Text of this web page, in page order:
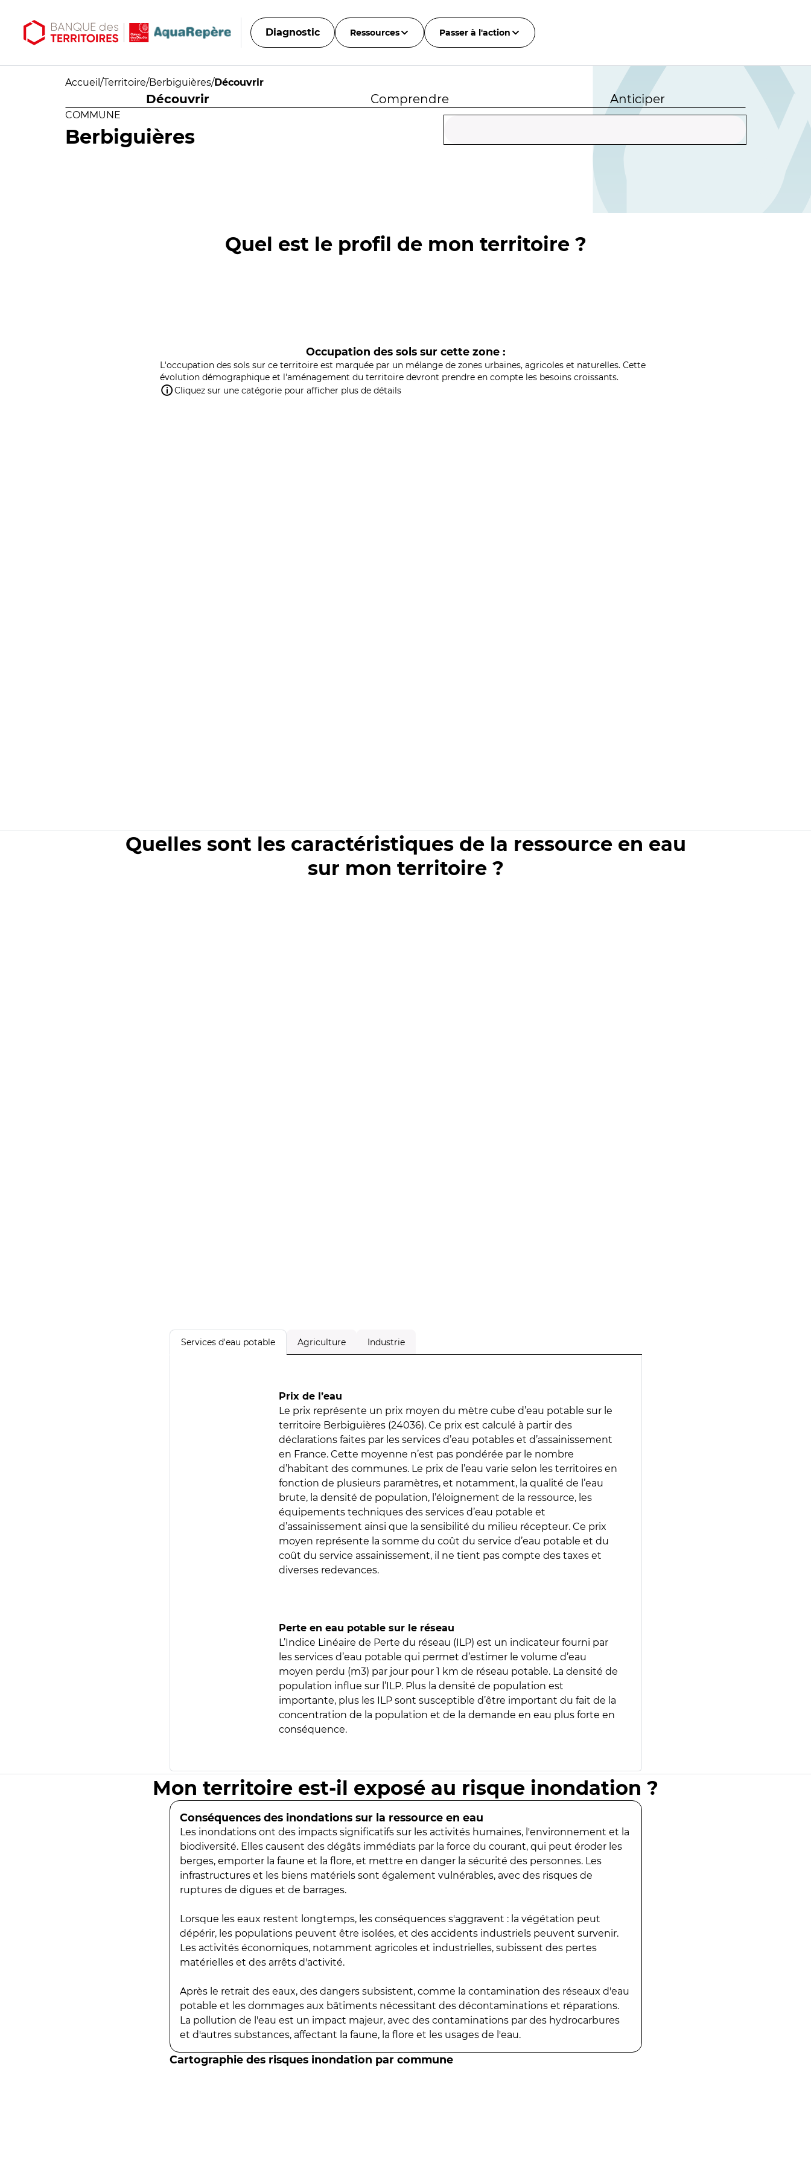
Diagnostic Ressources Passer à l'action
Accueil /Territoire/Berbiguières/Découvrir
Découvrir Comprendre Anticiper
COMMUNE
Berbiguières
Quel est le profil de mon territoire ?
Occupation des sols sur cette zone :
L'occupation des sols sur ce territoire est marquée par un mélange de zones urbaines, agricoles et naturelles. Cette
évolution démographique et l'aménagement du territoire devront prendre en compte les besoins croissants.
Cliquez sur une catégorie pour afficher plus de détails
Quelles sont les caractéristiques de la ressource en eau
sur mon territoire ?
Services d'eau potable Agriculture Industrie
Prix de l’eau
Le prix représente un prix moyen du mètre cube d’eau potable sur le
territoire Berbiguières (24036). Ce prix est calculé à partir des
déclarations faites par les services d’eau potables et d’assainissement
en France. Cette moyenne n’est pas pondérée par le nombre
d’habitant des communes. Le prix de l’eau varie selon les territoires en
fonction de plusieurs paramètres, et notamment, la qualité de l’eau
brute, la densité de population, l’éloignement de la ressource, les
équipements techniques des services d’eau potable et
d’assainissement ainsi que la sensibilité du milieu récepteur. Ce prix
moyen représente la somme du coût du service d’eau potable et du
coût du service assainissement, il ne tient pas compte des taxes et
diverses redevances.
Perte en eau potable sur le réseau
L’Indice Linéaire de Perte du réseau (ILP) est un indicateur fourni par
les services d’eau potable qui permet d’estimer le volume d’eau
moyen perdu (m3) par jour pour 1 km de réseau potable. La densité de
population influe sur l’ILP. Plus la densité de population est
importante, plus les ILP sont susceptible d’être important du fait de la
concentration de la population et de la demande en eau plus forte en
conséquence.
Mon territoire est-il exposé au risque inondation ?
Conséquences des inondations sur la ressource en eau
Les inondations ont des impacts significatifs sur les activités humaines, l'environnement et la
biodiversité. Elles causent des dégâts immédiats par la force du courant, qui peut éroder les
berges, emporter la faune et la flore, et mettre en danger la sécurité des personnes. Les
infrastructures et les biens matériels sont également vulnérables, avec des risques de
ruptures de digues et de barrages.
Lorsque les eaux restent longtemps, les conséquences s'aggravent : la végétation peut
dépérir, les populations peuvent être isolées, et des accidents industriels peuvent survenir.
Les activités économiques, notamment agricoles et industrielles, subissent des pertes
matérielles et des arrêts d'activité.
Après le retrait des eaux, des dangers subsistent, comme la contamination des réseaux d'eau
potable et les dommages aux bâtiments nécessitant des décontaminations et réparations.
La pollution de l'eau est un impact majeur, avec des contaminations par des hydrocarbures
et d'autres substances, affectant la faune, la flore et les usages de l'eau.
Cartographie des risques inondation par commune